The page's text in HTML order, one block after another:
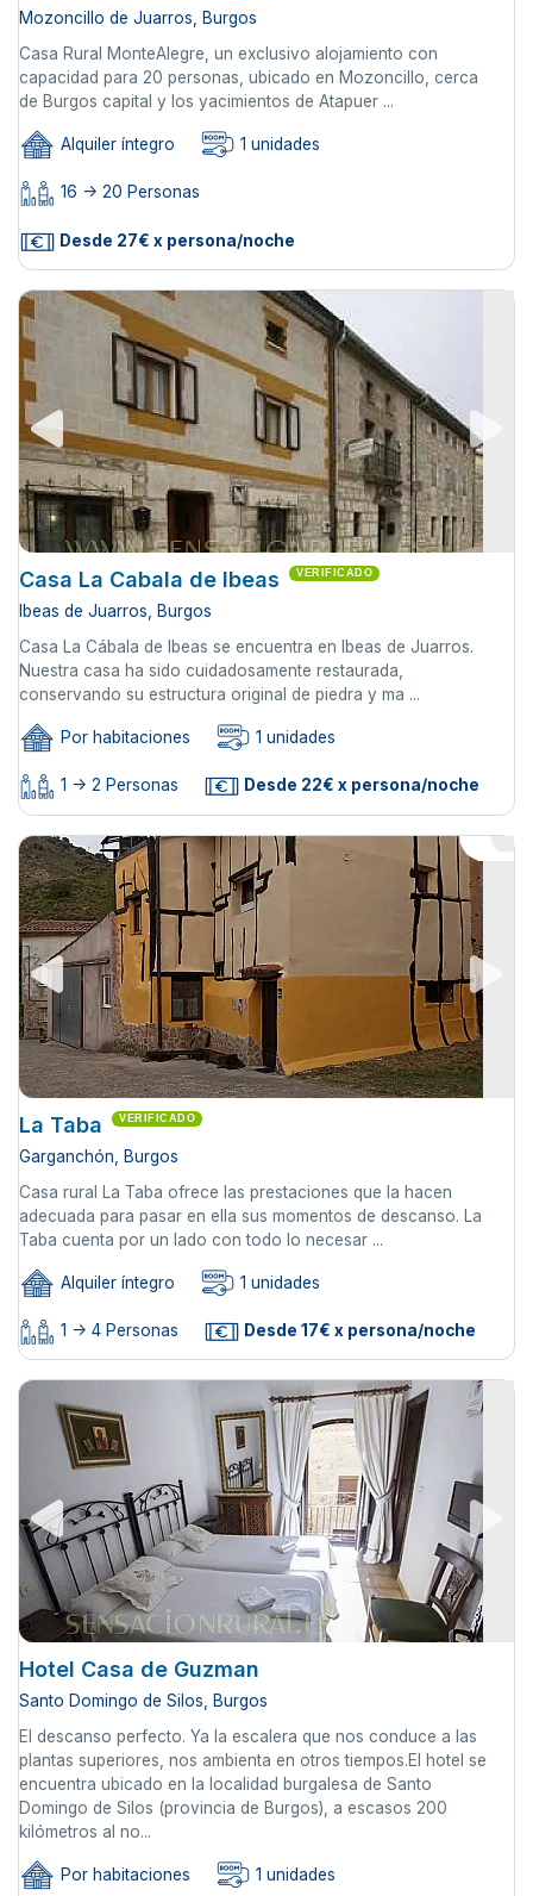
Mozoncillo de Juarros, Burgos
Casa Rural MonteAlegre, un exclusivo alojamiento con
capacidad para 20 personas, ubicado en Mozoncillo, cerca
de Burgos capital y los yacimientos de Atapuer ...
Alquiler íntegro 1 unidades
16 -> 20 Personas
Desde 27€ x persona/noche
Casa La Cabala de Ibeas VERIFICADO
Ibeas de Juarros, Burgos
Casa La Cábala de Ibeas se encuentra en Ibeas de Juarros.
Nuestra casa ha sido cuidadosamente restaurada,
conservando su estructura original de piedra y ma ...
Por habitaciones 1 unidades
1 -> 2 Personas Desde 22€ x persona/noche
La Taba VERIFICADO
Garganchón, Burgos
Casa rural La Taba ofrece las prestaciones que la hacen
adecuada para pasar en ella sus momentos de descanso. La
Taba cuenta por un lado con todo lo necesar ...
Alquiler íntegro 1 unidades
1 -> 4 Personas Desde 17€ x persona/noche
Hotel Casa de Guzman
Santo Domingo de Silos, Burgos
El descanso perfecto. Ya la escalera que nos conduce a las
plantas superiores, nos ambienta en otros tiempos.El hotel se
encuentra ubicado en la localidad burgalesa de Santo
Domingo de Silos (provincia de Burgos), a escasos 200
kilómetros al no...
Por habitaciones 1 unidades